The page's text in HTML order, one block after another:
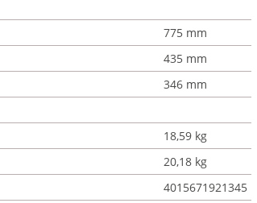
775 mm
435 mm
346 mm
18,59 kg
20,18 kg
4015671921345